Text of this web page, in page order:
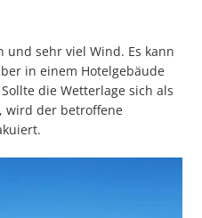
und sehr viel Wind. Es kann
in einem Hotelgebäude
die Wetterlage sich als
wird der betroffene